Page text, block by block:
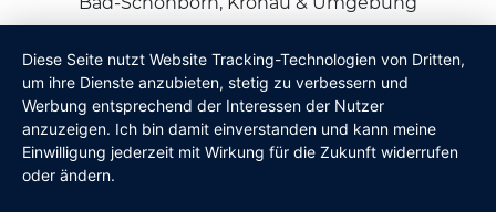
Diese Seite nutzt Website Tracking-Technologien von Dritten,
um ihre Dienste anzubieten, stetig zu verbessern und
Werbung entsprechend der Interessen der Nutzer
anzuzeigen. Ich bin damit einverstanden und kann meine
Einwilligung jederzeit mit Wirkung für die Zukunft widerrufen
oder ändern.
© 2026 Claus Sieber